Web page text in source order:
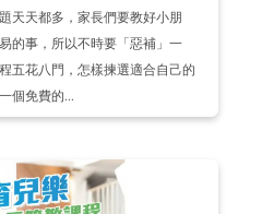
天天都多，家長們要教好小朋
的事，所以不時要「惡補」一
五花八門，怎樣揀選適合自己的
個免費的...